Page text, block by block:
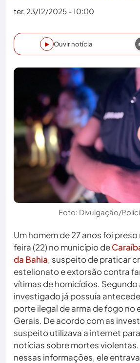
ter, 23/12/2025 - 10:00
Ouvir notícia
Foto: Divulgação/
Um homem de 27 anos foi
feira (22) no município de
da Bahia, suspeito de praticar
estelionato e extorsão contra
vítimas de homicídios. Segundo
investigado já possuía
porte ilegal de arma de fogo no
Gerais. De acordo com as
suspeito utilizava a internet
notícias sobre mortes
nessas informações, ele